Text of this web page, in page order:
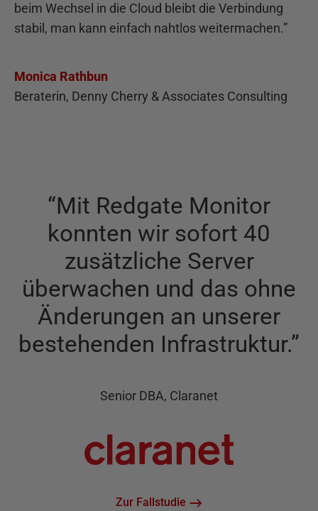
beim Wechsel in die Cloud bleibt die Verbindung
stabil, man kann einfach nahtlos weitermachen.”
Monica Rathbun
Beraterin, Denny Cherry & Associates Consulting
“Mit Redgate Monitor
konnten wir sofort 40
zusätzliche Server
überwachen und das ohne
Änderungen an unserer
bestehenden Infrastruktur.”
Senior DBA, Claranet
Zur Fallstudie